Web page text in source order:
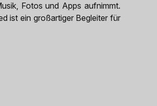
Fotos und Apps aufnimmt.
ist ein großartiger Begleiter für